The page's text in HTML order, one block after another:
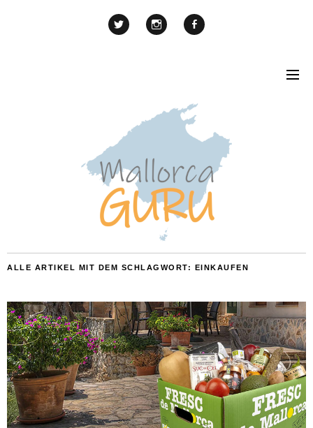
ALLE ARTIKEL MIT DEM SCHLAGWORT: EINKAUFEN